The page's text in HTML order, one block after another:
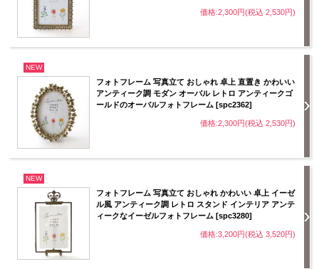
価格:2,300円(税込 2,530円)
NEW
フォトフレーム 写真立て おしゃれ 卓上 直置き かわいい
アンティーク調 モダン オーバル レトロ アンティークゴ
ールドのオーバルフォトフレーム [spc2362]
価格:2,300円(税込 2,530円)
NEW
フォトフレーム 写真立て おしゃれ かわいい 卓上 イーゼ
ル風 アンティーク調 レトロ スタンド インテリア アンテ
ィークなイーゼルフォトフレーム [spc3280]
価格:3,200円(税込 3,520円)